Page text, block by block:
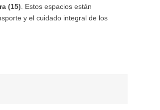
(15). Estos espacios están
y el cuidado integral de los